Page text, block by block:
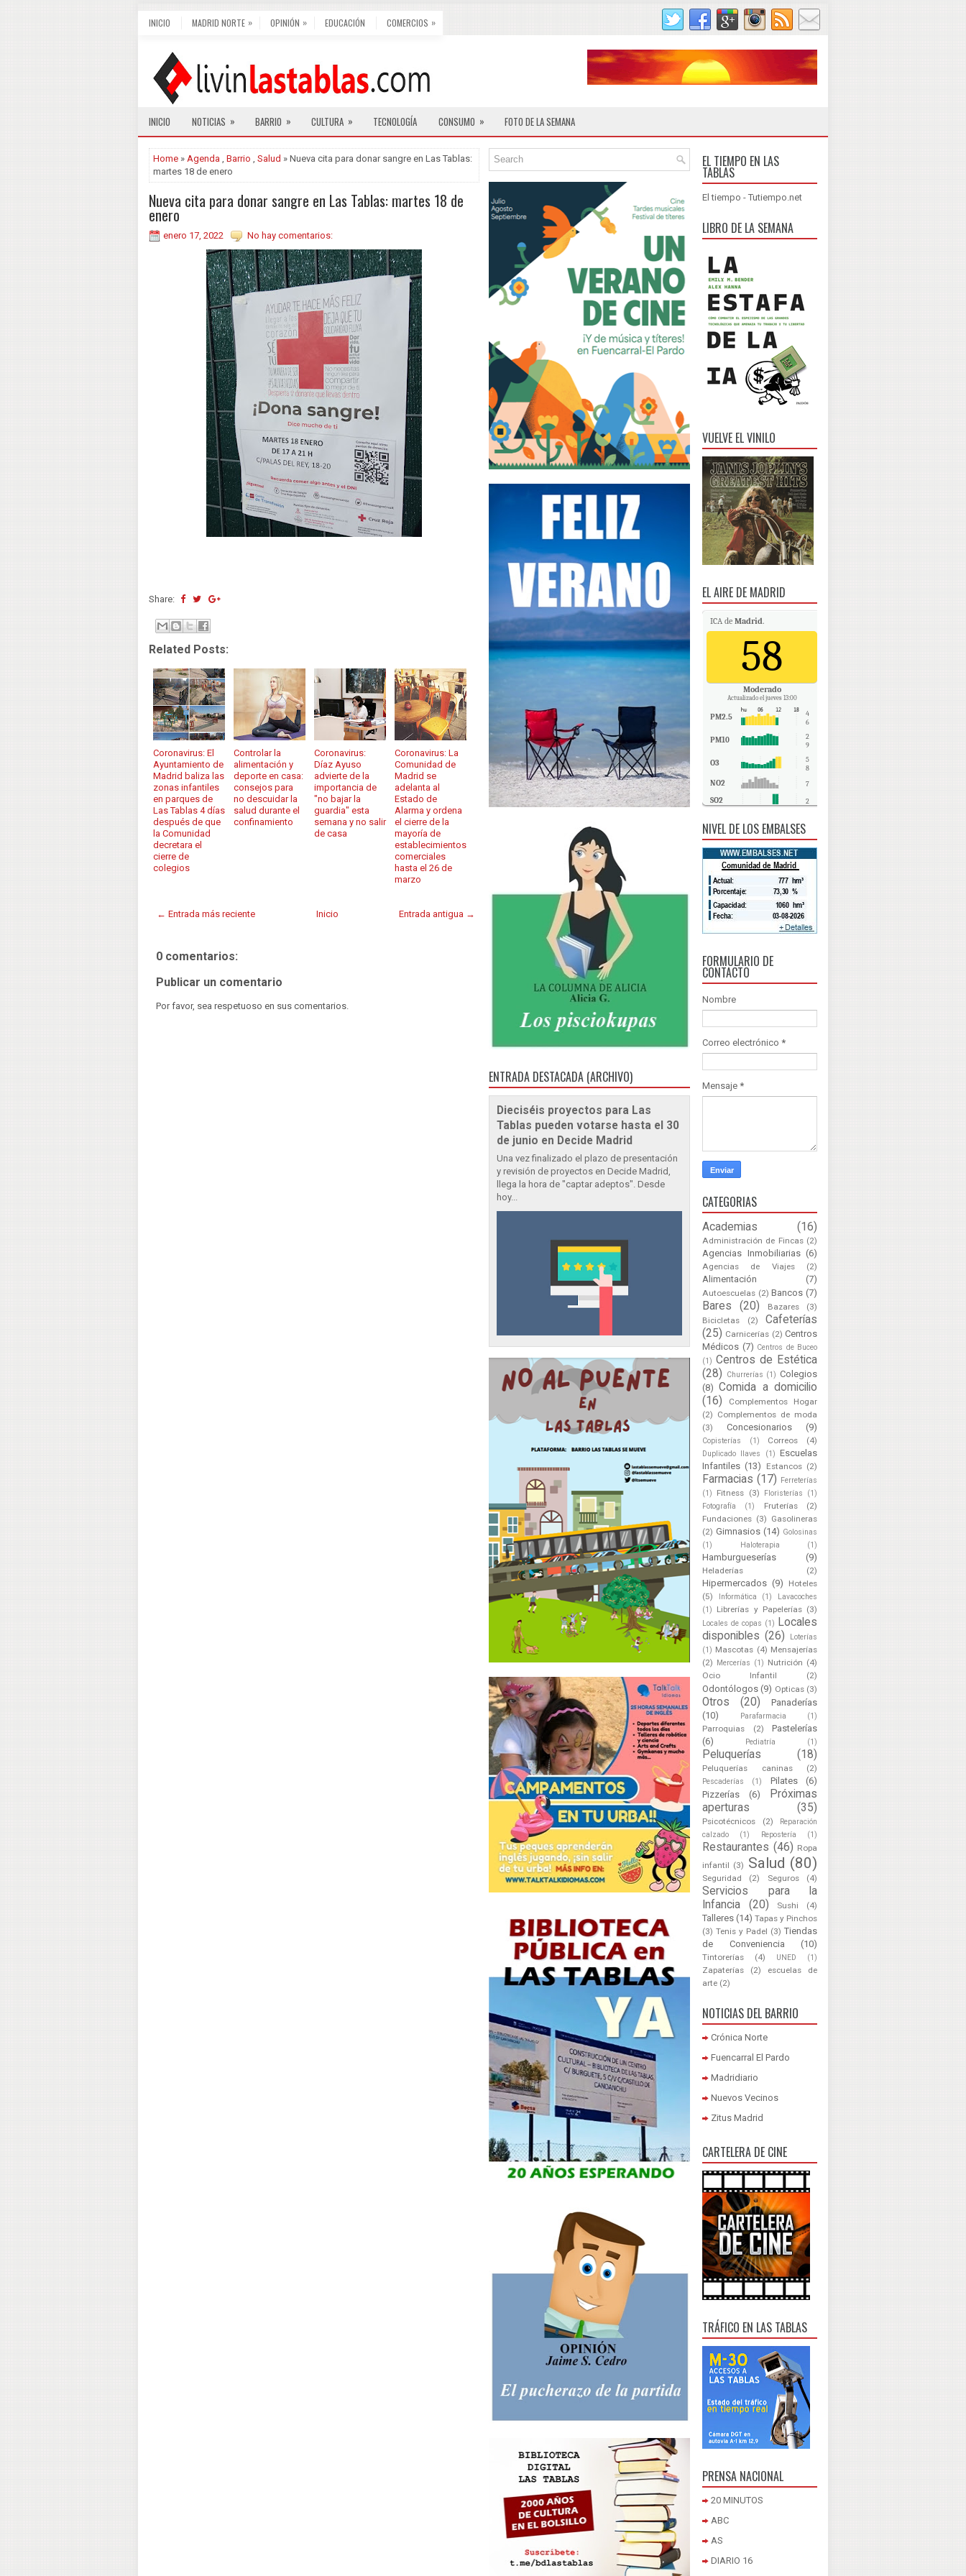
INICIO MADRID NORTE » OPINIÓN » EDUCACIÓN COMERCIOS »
INICIO NOTICIAS » BARRIO » CULTURA » TECNOLOGÍA CONSUMO » FOTO DE LA SEMANA
Home » Agenda , Barrio , Salud » Nueva cita para donar sangre en Las Tablas:
martes 18 de enero
Nueva cita para donar sangre en Las Tablas: martes 18 de
enero
enero 17, 2022 No hay comentarios:
Share:
Related Posts:
Coronavirus: El
Ayuntamiento de
Madrid baliza las
zonas infantiles
en parques de
Las Tablas 4 días
después de que
la Comunidad
decretara el
cierre de
colegios
Controlar la
alimentación y
deporte en casa:
consejos para
no descuidar la
salud durante el
confinamiento
Coronavirus:
Díaz Ayuso
advierte de la
importancia de
"no bajar la
guardia" esta
semana y no salir
de casa
Coronavirus: La
Comunidad de
Madrid se
adelanta al
Estado de
Alarma y ordena
el cierre de la
mayoría de
establecimientos
comerciales
hasta el 26 de
marzo
← Entrada más reciente Entrada antigua →
Inicio
0 comentarios:
Publicar un comentario
Por favor, sea respetuoso en sus comentarios.
ENTRADA DESTACADA (ARCHIVO)
Dieciséis proyectos para Las
Tablas pueden votarse hasta el 30
de junio en Decide Madrid
Una vez finalizado el plazo de presentación
y revisión de proyectos en Decide Madrid,
llega la hora de "captar adeptos". Desde
hoy...
EL TIEMPO EN LAS
TABLAS
El tiempo - Tutiempo.net
LIBRO DE LA SEMANA
VUELVE EL VINILO
EL AIRE DE MADRID
ICA de Madrid.
58
Moderado
Actualizado el jueves 13:00
PM2.5
4
6
PM10
2
9
O3
5
8
NO2 7
SO2 2
NIVEL DE LOS EMBALSES
FORMULARIO DE
CONTACTO
Nombre
Correo electrónico *
Mensaje *
CATEGORIAS
Academias (16)
Administración de Fincas (2)
Agencias Inmobiliarias (6)
Agencias de Viajes (2)
Alimentación (7)
Autoescuelas (2) Bancos (7)
Bares (20) Bazares
(3)
Bicicletas
(2)
Cafeterías
(25) Carnicerías (2) Centros
Médicos (7) Centros de Buceo
(1) Centros de Estética
(28)
Churrerías (1) Colegios
(8) Comida a domicilio
(16)
Complementos Hogar
(2) Complementos de moda
(3)
Concesionarios (9)
Copisterías (1) Correos (4)
Duplicado llaves (1) Escuelas
Infantiles (13) Estancos (2)
Farmacias (17) Ferreterías
(1)
Fitness (3) Floristerías
(1)
Fotografía
(1) Fruterías
(2)
Fundaciones (3) Gasolineras
(2) Gimnasios (14) Golosinas
(1)
Haloterapia (1)
Hamburgueserías (9)
Heladerías (2)
Hipermercados (9)
Hoteles
(5)
Informática (1)
Lavacoches
(1)
Librerías y Papelerías (3)
Locales de copas (1)
Locales
disponibles (26)
Loterías
(1) Mascotas (4) Mensajerías
(2) Mercerías (1) Nutrición (4)
Ocio Infantil
(2)
Odontólogos (9) Opticas (3)
Otros (20)
Panaderías
(10)
Parafarmacia (1)
Parroquias (2)
Pastelerías
(6)
Pediatría (1)
Peluquerías (18)
Peluquerías caninas (2)
Pescaderías (1) Pilates
(6)
Pizzerías
(6)
Próximas
aperturas
(35)
Psicotécnicos (2)
Reparación
calzado
(1) Repostería (1)
Restaurantes (46) Ropa
infantil (3) Salud (80)
Seguridad (2) Seguros (4)
Servicios para la
Infancia
(20) Sushi (4)
Talleres (14) Tapas y Pinchos
(3) Tenis y Padel (3) Tiendas
de Conveniencia
(10)
Tintorerías (4) UNED (1)
Zapaterías (2)
escuelas de
arte (2)
NOTICIAS DEL BARRIO
Crónica Norte
Fuencarral El Pardo
Madridiario
Nuevos Vecinos
Zitus Madrid
CARTELERA DE CINE
TRÁFICO EN LAS TABLAS
PRENSA NACIONAL
20 MINUTOS
ABC
AS
DIARIO 16